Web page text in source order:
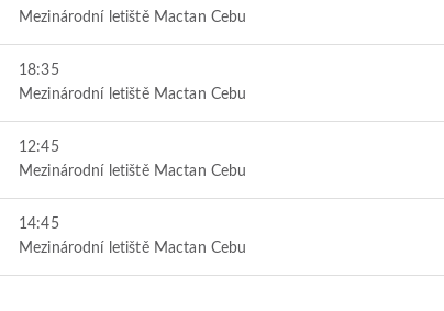
Mezinárodní letiště Mactan Cebu
18:35
Mezinárodní letiště Mactan Cebu
12:45
Mezinárodní letiště Mactan Cebu
14:45
Mezinárodní letiště Mactan Cebu